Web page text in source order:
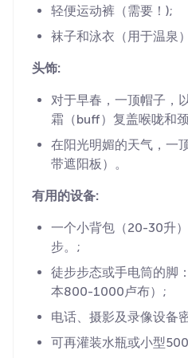
轻便运动裤（需要！);
袜子和泳衣（用于温泉）
头饰:
对于早春，一顶帽子，
霜（buff）复盖喉咙和
在阳光明媚的天气，一
带遮阳板）。
有用的设备:
一个小背包（20-30升
步。;
徒步步态或手电筒的脚
本800-1000卢布）;
电话、摄影及录像设备
可再灌装水瓶或小型